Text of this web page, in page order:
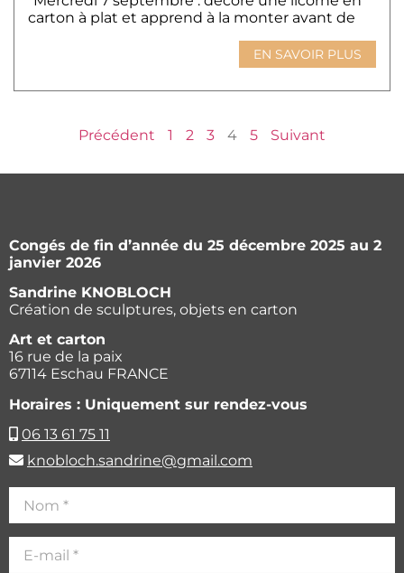
carton à plat et apprend à la monter avant de
EN SAVOIR PLUS
Précédent 1 2 3 4 5 Suivant
Congés de fin d’année du 25 décembre 2025 au 2
janvier 2026
Sandrine KNOBLOCH
Création de sculptures, objets en carton
Art et carton
16 rue de la paix
67114 Eschau FRANCE
Horaires : Uniquement sur rendez-vous
06 13 61 75 11
knobloch.sandrine@gmail.com